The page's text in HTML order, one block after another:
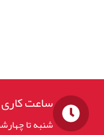
ساعت کاری
شنبه تا چهارشنبه